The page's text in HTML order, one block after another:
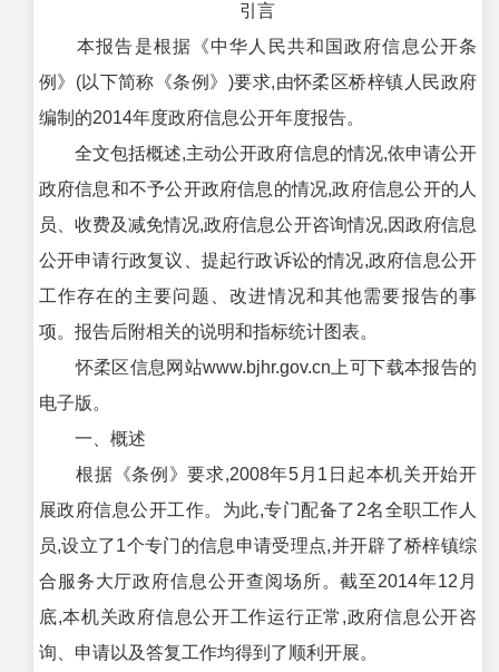
引言
本报告是根据《中华人民共和国政府信息公开条
例》(以下简称《条例》)要求,由怀柔区桥梓镇人民政府
编制的2014年度政府信息公开年度报告。
全文包括概述,主动公开政府信息的情况,依申请公开
政府信息和不予公开政府信息的情况,政府信息公开的人
员、收费及减免情况,政府信息公开咨询情况,因政府信息
公开申请行政复议、提起行政诉讼的情况,政府信息公开
工作存在的主要问题、改进情况和其他需要报告的事
项。报告后附相关的说明和指标统计图表。
怀柔区信息网站www.bjhr.gov.cn上可下载本报告的
电子版。
一、概述
根据《条例》要求,2008年5月1日起本机关开始开
展政府信息公开工作。为此,专门配备了2名全职工作人
员,设立了1个专门的信息申请受理点,并开辟了桥梓镇综
合服务大厅政府信息公开查阅场所。截至2014年12月
底,本机关政府信息公开工作运行正常,政府信息公开咨
询、申请以及答复工作均得到了顺利开展。